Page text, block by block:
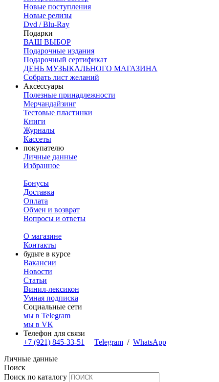
Новые поступления
Новые релизы
Dvd / Blu-Ray
Подарки
ВАШ ВЫБОР
Подарочные издания
Подарочный сертификат
ДЕНЬ МУЗЫКАЛЬНОГО МАГАЗИНА
Собрать лист желаний
Аксессуары
Полезные принадлежности
Мерчандайзинг
Тестовые пластинки
Книги
Журналы
Кассеты
покупателю
Личные данные
Избранное
Бонусы
Доставка
Оплата
Обмен и возврат
Вопросы и ответы
О магазине
Контакты
будьте в курсе
Вакансии
Новости
Статьи
Винил-лексикон
Умная подписка
Социальные сети
мы в Telegram
мы в VK
Телефон для связи
+7 (921) 845-33-51
Telegram / WhatsApp
Личные данные
Поиск
Поиск по каталогу